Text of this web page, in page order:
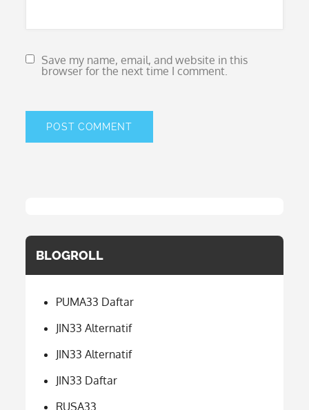
Save my name, email, and website in this
browser for the next time I comment.
BLOGROLL
PUMA33 Daftar
JIN33 Alternatif
JIN33 Alternatif
JIN33 Daftar
RUSA33